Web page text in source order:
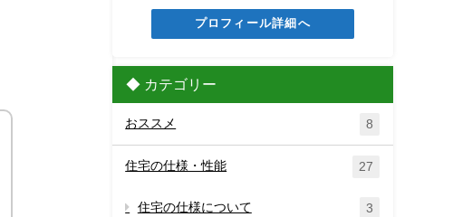
プロフィール詳細へ
◆ カテゴリー
おススメ 8
住宅の仕様・性能 27
住宅の仕様について 3